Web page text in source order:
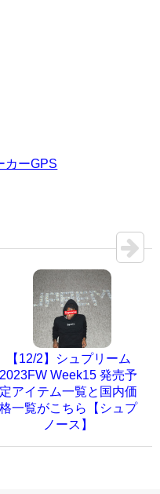
カーGPS
【12/2】シュプリーム
2023FW Week15 発売予
定アイテム一覧と国内価
格一覧がこちら【シュプ
ノース】